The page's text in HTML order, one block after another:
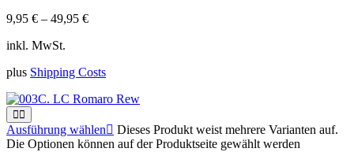
9,95 € – 49,95 €
inkl. MwSt.
plus Shipping Costs
Ausführung wählen
Dieses Produkt weist mehrere Varianten auf.
Die Optionen können auf der Produktseite gewählt werden